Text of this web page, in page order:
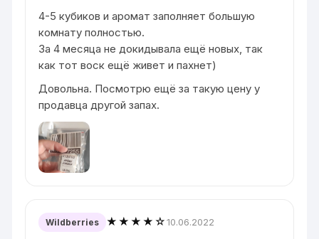
4-5 кубиков и аромат заполняет большую
комнату полностью.
За 4 месяца не докидывала ещё новых, так
как тот воск ещё живет и пахнет)
Довольна. Посмотрю ещё за такую цену у
продавца другой запах.
Wildberries ★★★★☆10.06.2022